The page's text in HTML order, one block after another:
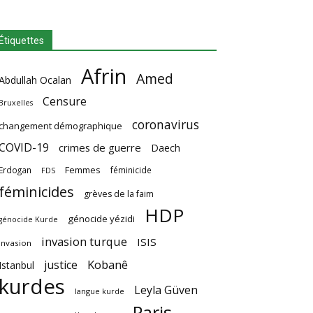
Ocalan Afrin Amed
Censure
démographique coronavirus
19 crimes de guerre Daech
FDS Femmes féminicide
grèves de la faim
Kurde génocide yézidi HDP
invasion turque ISIS
justice Kobanê
langue kurde Leyla Güven